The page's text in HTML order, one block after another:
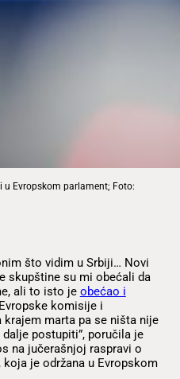
u Evropskom parlament; Foto:
što vidim u Srbiji… Novi
skupštine su mi obećali da
ali to isto je obećao i
komisije i
krajem marta pa se ništa nije
postupiti”, poručila je
na jučerašnjoj raspravi o
koja je održana u Evropskom